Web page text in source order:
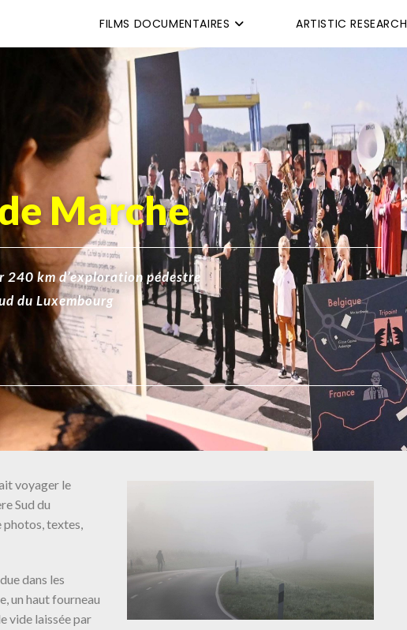
FILMS DOCUMENTAIRES ARTISTIC RESEARCH
Marche
240 km d’exploration pédestre
du Luxembourg
voyager le
Sud du
photos, textes,
dans les
un haut fourneau
vide laissée par